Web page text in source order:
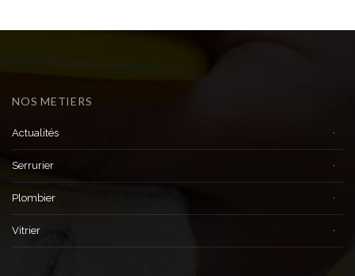
NOS METIERS
Actualités
Serrurier
Plombier
Vitrier